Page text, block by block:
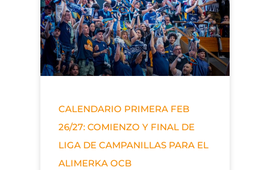
CALENDARIO PRIMERA FEB
26/27: COMIENZO Y FINAL DE
LIGA DE CAMPANILLAS PARA EL
ALIMERKA OCB